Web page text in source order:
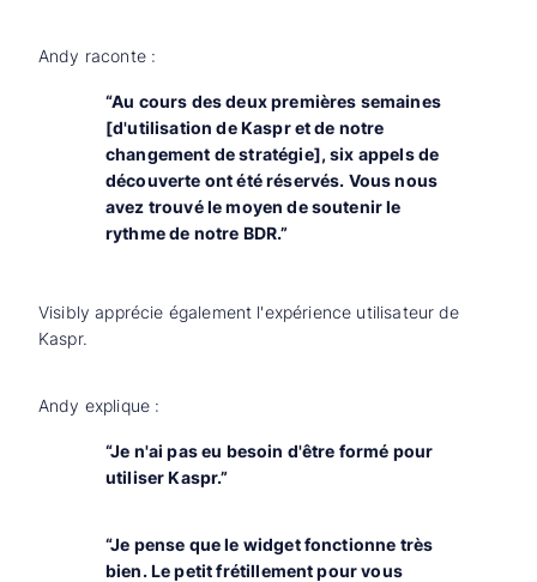
Andy raconte :
“Au cours des deux premières semaines
[d'utilisation de Kaspr et de notre
changement de stratégie], six appels de
découverte ont été réservés. Vous nous
avez trouvé le moyen de soutenir le
rythme de notre BDR.”
Visibly apprécie également l'expérience utilisateur de
Kaspr.
Andy explique :
“Je n'ai pas eu besoin d'être formé pour
utiliser Kaspr.”
“Je pense que le widget fonctionne très
bien. Le petit frétillement pour vous